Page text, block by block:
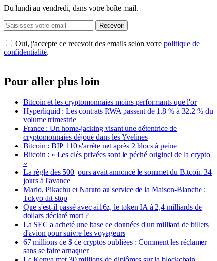
Du lundi au vendredi, dans votre boîte mail.
Recevoir
Oui, j'accepte de recevoir des emails selon votre politique de
confidentialité.
Pour aller plus loin
Bitcoin et les cryptomonnaies moins performants que l'or
Hyperliquid : Les contrats RWA passent de 1,8 % à 32,2 % du
volume trimestriel
France : Un home-jacking visant une détentrice de
cryptomonnaies déjoué dans les Yvelines
Bitcoin : BIP-110 s'arrête net après 2 blocs à peine
Bitcoin : « Les clés privées sont le péché originel de la crypto
»
La règle des 500 jours avait annoncé le sommet du Bitcoin 34
jours à l'avance
Mario, Pikachu et Naruto au service de la Maison-Blanche :
Tokyo dit stop
Que s'est-il passé avec ai16z, le token IA à 2,4 milliards de
dollars déclaré mort ?
La SEC a acheté une base de données d'un milliard de billets
d'avion pour suivre les voyageurs
67 millions de $ de cryptos oubliées : Comment les réclamer
sans se faire arnaquer
Le Kenya met 30 millions de diplômes sur la blockchain